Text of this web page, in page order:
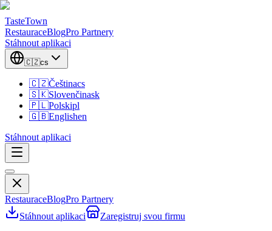
TasteTown
RestauraceBlogPro Partnery
Stáhnout aplikaci
🇨🇿cs
🇨🇿Češtinacs
🇸🇰Slovenčinask
🇵🇱Polskipl
🇬🇧Englishen
Stáhnout aplikaci
RestauraceBlogPro Partnery
Stáhnout aplikaci
Zaregistruj svou firmu